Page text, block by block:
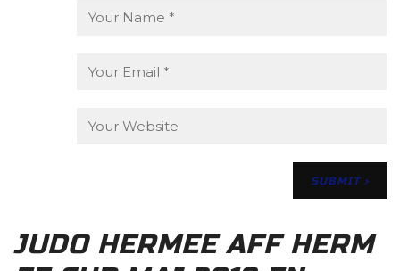
JUDO HERMEE AFF HERM